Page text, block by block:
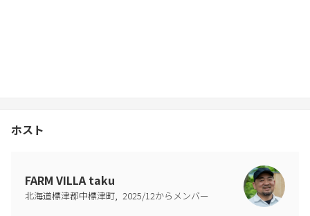
ホスト
FARM VILLA taku
北海道標津郡中標津町, 2025/12からメンバー